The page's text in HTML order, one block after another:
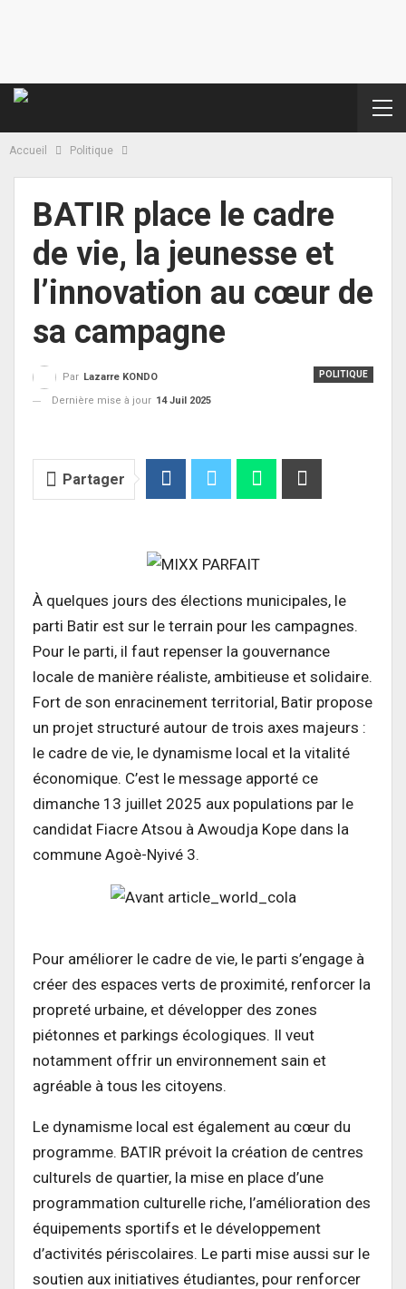
Accueil Politique
BATIR place le cadre
de vie, la jeunesse et
l’innovation au cœur de
sa campagne
POLITIQUE
Par Lazarre KONDO
Dernière mise à jour 14 Juil 2025
Partager
À quelques jours des élections municipales, le
parti Batir est sur le terrain pour les campagnes.
Pour le parti, il faut repenser la gouvernance
locale de manière réaliste, ambitieuse et solidaire.
Fort de son enracinement territorial, Batir propose
un projet structuré autour de trois axes majeurs :
le cadre de vie, le dynamisme local et la vitalité
économique. C’est le message apporté ce
dimanche 13 juillet 2025 aux populations par le
candidat Fiacre Atsou à Awoudja Kope dans la
commune Agoè-Nyivé 3.
Pour améliorer le cadre de vie, le parti s’engage à
créer des espaces verts de proximité, renforcer la
propreté urbaine, et développer des zones
piétonnes et parkings écologiques. Il veut
notamment offrir un environnement sain et
agréable à tous les citoyens.
Le dynamisme local est également au cœur du
programme. BATIR prévoit la création de centres
culturels de quartier, la mise en place d’une
programmation culturelle riche, l’amélioration des
équipements sportifs et le développement
d’activités périscolaires. Le parti mise aussi sur le
soutien aux initiatives étudiantes, pour renforcer